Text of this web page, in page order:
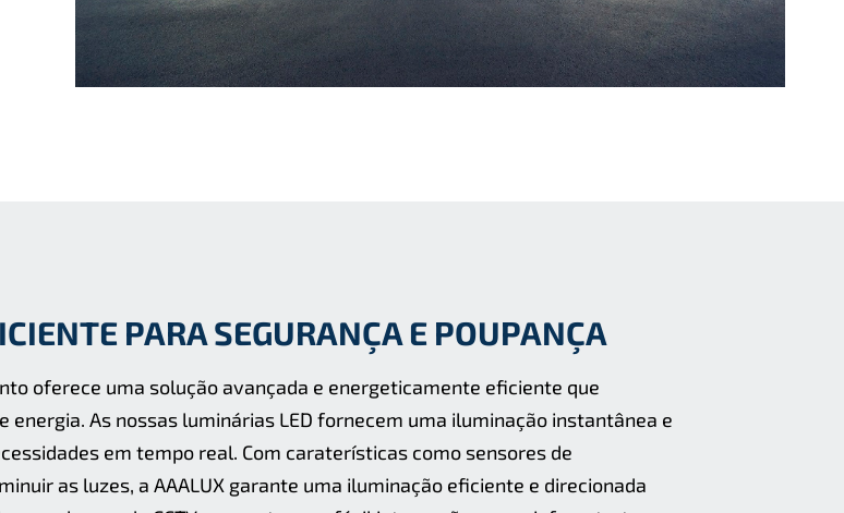
PARA SEGURANÇA E POUPANÇA
oferece uma solução avançada e energeticamente eﬁciente que
As nossas luminárias LED fornecem uma iluminação instantânea e
em tempo real. Com caraterísticas como sensores de
as luzes, a AAALUX garante uma iluminação eﬁciente e direcionada